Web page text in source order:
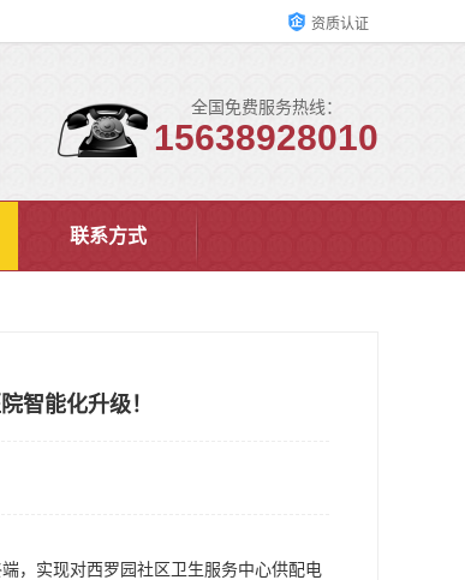
资质认证
全国免费服务热线：
15638928010
联系方式
智能化升级！
，实现对西罗园社区卫生服务中心供配电